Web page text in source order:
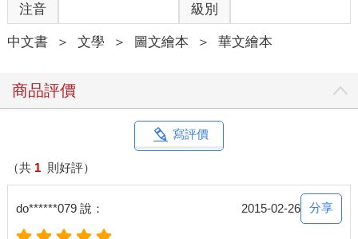
注音 級別
中文書 ＞ 文學 ＞ 圖文繪本 ＞ 華文繪本
商品評價
寫評價
（共 1 則好評）
do******079 說： 2015-02-26 分享